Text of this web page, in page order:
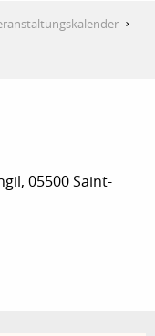
05500 Saint-